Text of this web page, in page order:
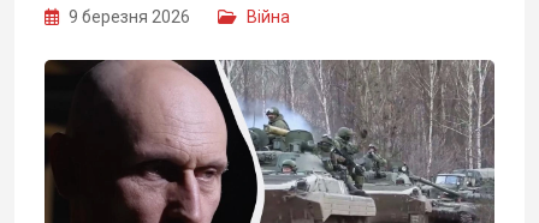
9 березня 2026 Війна